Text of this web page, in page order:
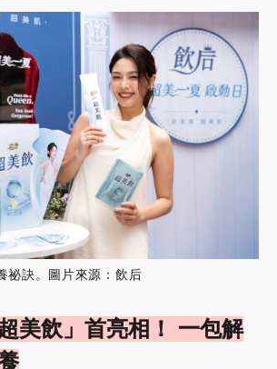
祕訣。圖片來源：飲后
美飲」首亮相！ 一包解